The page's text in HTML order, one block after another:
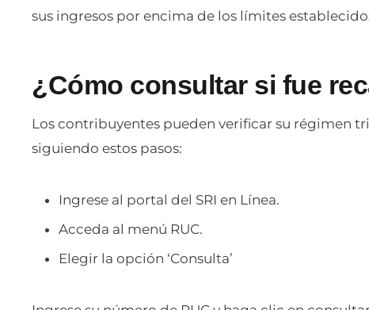
sus ingresos por encima de los límites
¿Cómo consultar si fue
Los contribuyentes pueden verificar su régimen
siguiendo estos pasos:
Ingrese al portal del SRI en Línea.
Acceda al menú RUC.
Elegir la opción ‘Consulta’